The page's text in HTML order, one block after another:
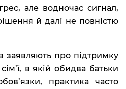
але водночас сигнал,
й далі не повністю
заявляють про підтримку
в якій обидва батьки
практика часто